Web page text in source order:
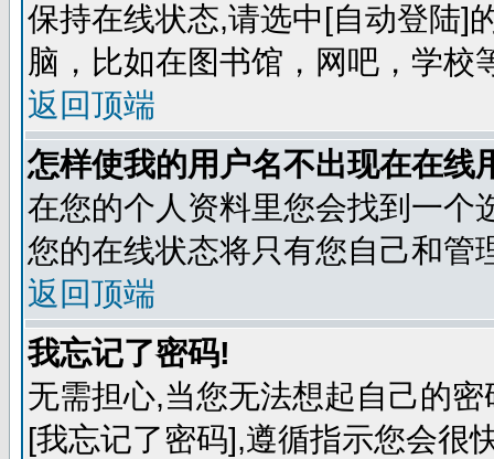
保持在线状态,请选中[自动登陆]
脑，比如在图书馆，网吧，学
返回顶端
怎样使我的用户名不出现在在线
在您的个人资料里您会找到一个
您的在线状态将只有您自己和管
返回顶端
我忘记了密码!
无需担心,当您无法想起自己的
[我忘记了密码],遵循指示您会很